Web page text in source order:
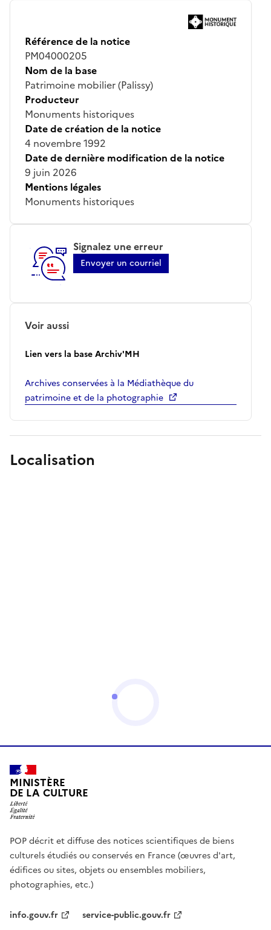
Référence de la notice
PM04000205
Nom de la base
Patrimoine mobilier (Palissy)
Producteur
Monuments historiques
Date de création de la notice
4 novembre 1992
Date de dernière modification de la notice
9 juin 2026
Mentions légales
Monuments historiques
Signalez une erreur
Envoyer un courriel
Voir aussi
Lien vers la base Archiv'MH
Archives conservées à la Médiathèque du
patrimoine et de la photographie
Localisation
MINISTÈRE
DE LA CULTURE
POP décrit et diffuse des notices scientifiques de biens
culturels étudiés ou conservés en France (œuvres d'art,
édifices ou sites, objets ou ensembles mobiliers,
photographies, etc.)
info.gouv.fr service-public.gouv.fr